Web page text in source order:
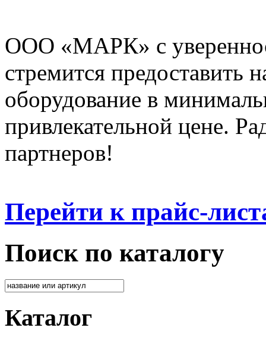
ООО «МАРК» с
стремится предоставить
оборудование в
привлекательной цене.
партнеров!
Перейти к прайс-
Поиск по каталогу
Каталог